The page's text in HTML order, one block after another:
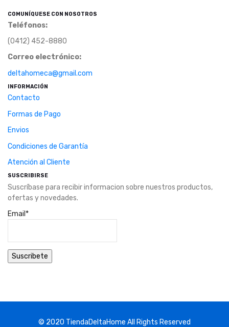
COMUNÍQUESE CON NOSOTROS
Teléfonos:
(0412) 452-8880
Correo electrónico:
deltahomeca@gmail.com
INFORMACIÓN
Contacto
Formas de Pago
Envios
Condiciones de Garantía
Atención al Cliente
SUSCRIBIRSE
Suscríbase para recibir informacion sobre nuestros productos,
ofertas y novedades.
Email*
© 2020 TiendaDeltaHome All Rights Reserved